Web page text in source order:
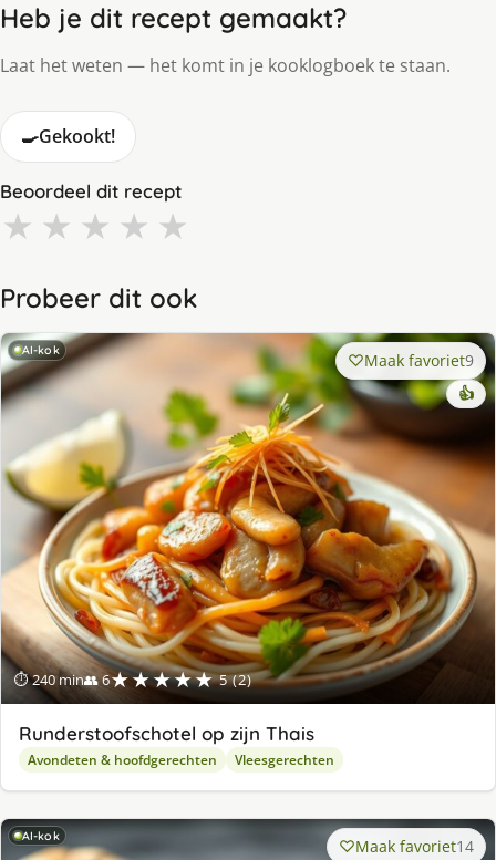
Heb je dit recept gemaakt?
Laat het weten — het komt in je kooklogboek te staan.
🍳Gekookt!
Beoordeel dit recept
★ ★ ★ ★ ★
Probeer dit ook
AI-kok
⏱ 240 min👥 6★★★★★ 5 (2)
Maak favoriet9
👍
Runderstoofschotel op zijn Thais
Avondeten & hoofdgerechten Vleesgerechten
AI-kok Maak favoriet14